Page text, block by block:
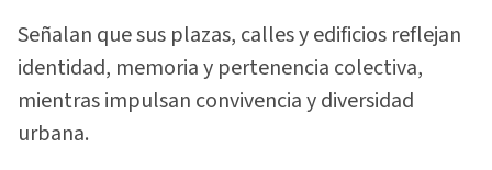
Señalan que sus plazas, calles y edificios reflejan
identidad, memoria y pertenencia colectiva,
mientras impulsan convivencia y diversidad
urbana.